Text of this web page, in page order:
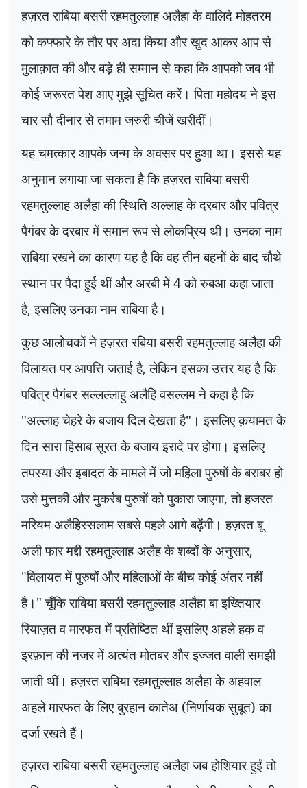
हज़रत राबिया बसरी रहमतुल्लाह अलैहा के वालिदेमोहतरम
को कफ्फारे के तौर पर अदा किया और खुद आकर आप से
मुलाक़ात की और बड़े ही सम्मान से कहा कि आपको जब भी
कोई जरूरत पेश आए मुझे सूचित करें। पिता महोदय ने इस
चार सौ दीनार से तमाम जरुरी चीजें खरीदीं।
यह चमत्कार आपके जन्म के अवसर पर हुआ था। इससे यह
अनुमान लगाया जा सकता है कि हज़रत राबिया बसरी
रहमतुल्लाह अलैहा की स्थिति अल्लाह के दरबार और पवित्र
पैगंबर के दरबार में समान रूप से लोकप्रिय थी। उनका नाम
राबिया रखने का कारण यह है कि वह तीन बहनों के बाद चौथे
स्थान पर पैदा हुई थीं और अरबी में4को रुबआ कहा जाता
है,इसलिए उनका नाम राबिया है।
कुछ आलोचकों ने हज़रत रबिया बसरी रहमतुल्लाह अलैहा की
विलायत पर आपत्ति जताई है,लेकिन इसका उत्तर यह है कि
पवित्र पैगंबर सल्लल्लाहु अलैहि वसल्लम ने कहा है कि
"अल्लाह चेहरे के बजाय दिल देखता है"। इसलिए क़यामत के
दिन सारा हिसाब सूरत के बजाय इरादे पर होगा। इसलिए
तपस्या और इबादत के मामले में जो महिला पुरुषों के बराबर हो
उसे मुत्तकी और मुकर्रब पुरुषों को पुकारा जाएगा,तो हजरत
मरियम अलैहिस्सलाम सबसे पहले आगे बढ़ेंगी। हज़रत बू
अली फार मद्दी रहमतुल्लाह अलैह के शब्दों के अनुसार,
"विलायत में पुरुषों और महिलाओं के बीच कोई अंतर नहीं
है।" चूँकि राबिया बसरी रहमतुल्लाह अलैहा बा इख्तियार
रियाज़त व मारफत में प्रतिष्ठित थीं इसलिए अहले हक़ व
इरफ़ान की नजर में अत्यंत मोतबर और इज्जत वाली समझी
जाती थीं। हज़रत राबिया रहमतुल्लाह अलैहा के अहवाल
अहले मारफत के लिए बुरहान कातेअ (निर्णायक सुबूत) का
दर्जा रखते हैं।
हज़रत राबिया बसरी रहमतुल्लाह अलैहा जब होशियार हुईं तो